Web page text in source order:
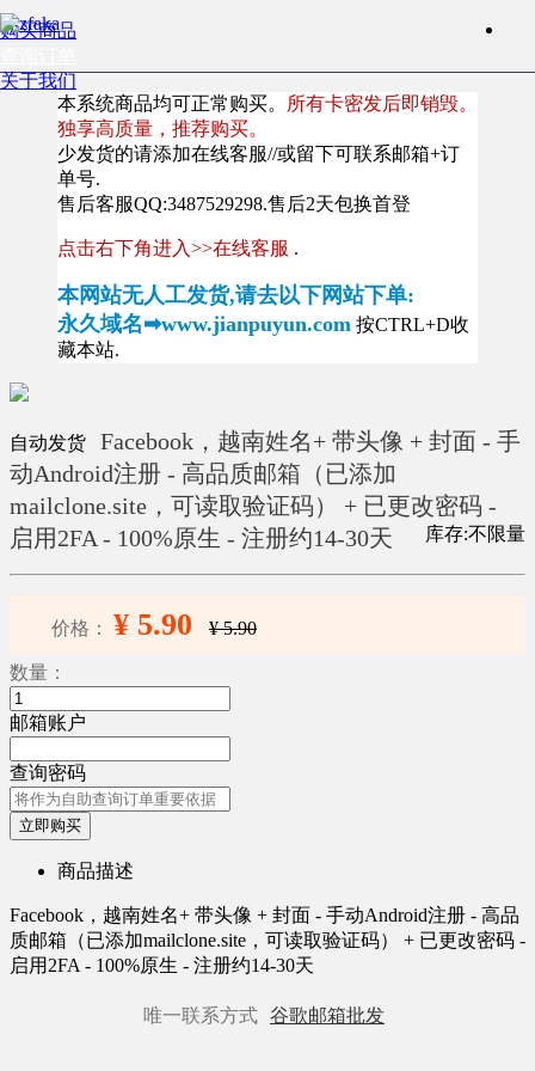
购买商品
关于我们
本系统商品均可正常购买。
所有卡密发后即销毁。
独享高质量，推荐购买。
少发货的请添加在线客服//或留下可联系邮箱+订
单号.
售后客服QQ:3487529298.售后2天包换首登
点击右下角进入>>在线客服 .
本网站无人工发货,请去以下网站下单:
永久域名➡www.jianpuyun.com 按CTRL+D收
藏本站.
自动发货
Facebook，越南姓名+ 带头像 + 封面 - 手
动Android注册 - 高品质邮箱（已添加
mailclone.site，可读取验证码） + 已更改密码 -
启用2FA - 100%原生 - 注册约14-30天
库存:不限量
价格： ¥ 5.90 ¥ 5.90
数量：
邮箱账户
查询密码
立即购买
商品描述
Facebook，越南姓名+ 带头像 + 封面 - 手动Android注册 - 高品
质邮箱（已添加mailclone.site，可读取验证码） + 已更改密码 -
启用2FA - 100%原生 - 注册约14-30天
唯一联系方式 谷歌邮箱批发